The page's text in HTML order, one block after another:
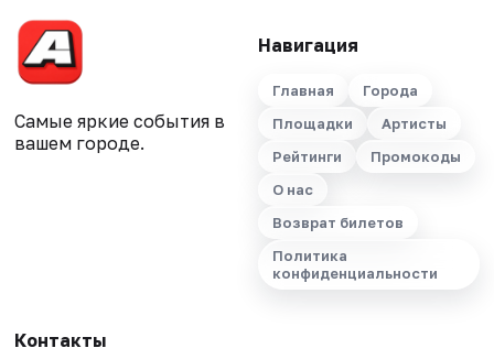
Самые яркие события в
вашем городе.
Навигация
Главная
Города
Площадки
Артисты
Рейтинги
Промокоды
О нас
Возврат билетов
Политика
конфиденциальности
Контакты